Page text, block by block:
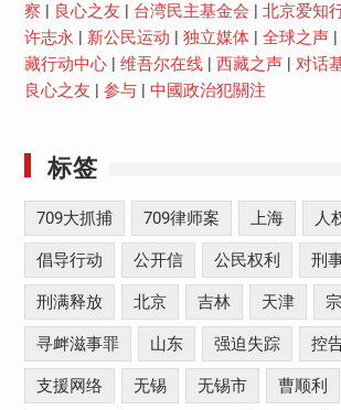
察
良心之友 台湾民主基金会 北京爱知
许志永
新公民运动 独立媒体| 全球之声|
藏行动中心| 维吾尔在线| 西藏之声| 对话
良心之友
参与| 中國政治犯關注
标签
709大抓捕 709律师案 上海 人
倡导行动 公开信 公民权利 刑
刑满释放 北京 吉林 天津
寻衅滋事罪 山东 强迫失踪 控
支援网络 无锡 无锡市 曹顺利